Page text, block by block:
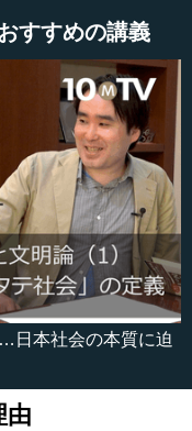
すすめの講義
日本社会の本質に迫
由